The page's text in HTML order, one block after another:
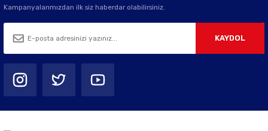
Kampanyalarımızdan ilk siz haberdar olabilirsiniz.
KAYDOL